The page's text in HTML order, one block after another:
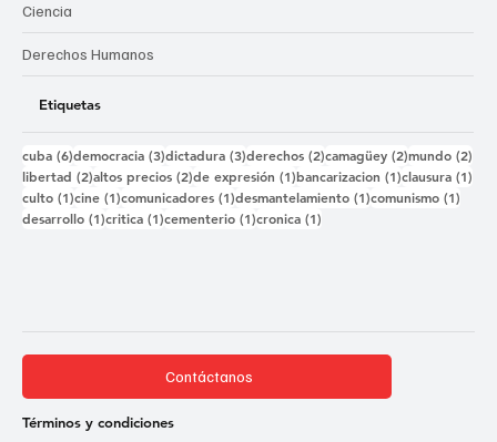
Ciencia
Derechos Humanos
Etiquetas
cuba (6)6 entradas
democracia (3)3 entradas
dictadura (3)3 entradas
derechos (2)2 entradas
camagüey (2)2 entradas
mundo (2)
libertad (2)2 entradas
altos precios (2)2 entradas
de expresión (1)1 entrada
bancarizacion (1)1 entrada
clausura (1)
culto (1)1 entrada
cine (1)1 entrada
comunicadores (1)1 entrada
desmantelamiento (1)1 entrada
comunismo (1)
desarrollo (1)1 entrada
critica (1)1 entrada
cementerio (1)1 entrada
cronica (1)
Contáctanos
Términos y condiciones